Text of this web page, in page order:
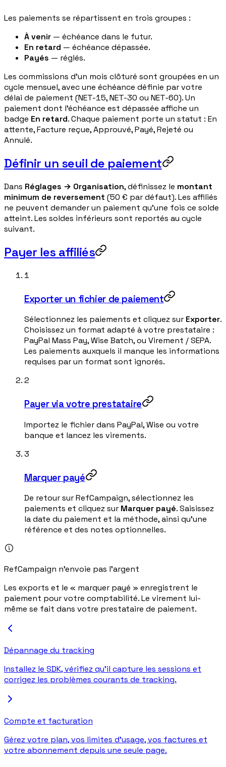
Les paiements se répartissent en trois groupes :
À venir — échéance dans le futur.
En retard — échéance dépassée.
Payés — réglés.
Les commissions d'un mois clôturé sont groupées en un
cycle mensuel, avec une échéance définie par votre
délai de paiement (NET-15, NET-30 ou NET-60). Un
paiement dont l'échéance est dépassée affiche un
badge En retard. Chaque paiement porte un statut : En
attente, Facture reçue, Approuvé, Payé, Rejeté ou
Annulé.
Définir un seuil de paiement
Dans Réglages → Organisation, définissez le montant
minimum de reversement (50 € par défaut). Les affiliés
ne peuvent demander un paiement qu'une fois ce solde
atteint. Les soldes inférieurs sont reportés au cycle
suivant.
Payer les affiliés
1
Exporter un fichier de paiement
Sélectionnez les paiements et cliquez sur Exporter.
Choisissez un format adapté à votre prestataire :
PayPal Mass Pay, Wise Batch, ou Virement / SEPA.
Les paiements auxquels il manque les informations
requises par un format sont ignorés.
2
Payer via votre prestataire
Importez le fichier dans PayPal, Wise ou votre
banque et lancez les virements.
3
Marquer payé
De retour sur RefCampaign, sélectionnez les
paiements et cliquez sur Marquer payé. Saisissez
la date du paiement et la méthode, ainsi qu'une
référence et des notes optionnelles.
RefCampaign n'envoie pas l'argent
Les exports et le « marquer payé » enregistrent le
paiement pour votre comptabilité. Le virement lui-
même se fait dans votre prestataire de paiement.
Dépannage du tracking
Installez le SDK, vérifiez qu'il capture les sessions et
corrigez les problèmes courants de tracking.
Compte et facturation
Gérez votre plan, vos limites d'usage, vos factures et
votre abonnement depuis une seule page.